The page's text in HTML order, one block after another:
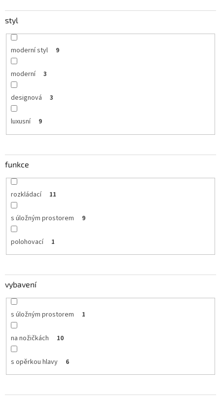
styl
moderní styl 9
moderní 3
designová 3
luxusní 9
funkce
rozkládací 11
s úložným prostorem 9
polohovací 1
vybavení
s úložným prostorem 1
na nožičkách 10
s opěrkou hlavy 6